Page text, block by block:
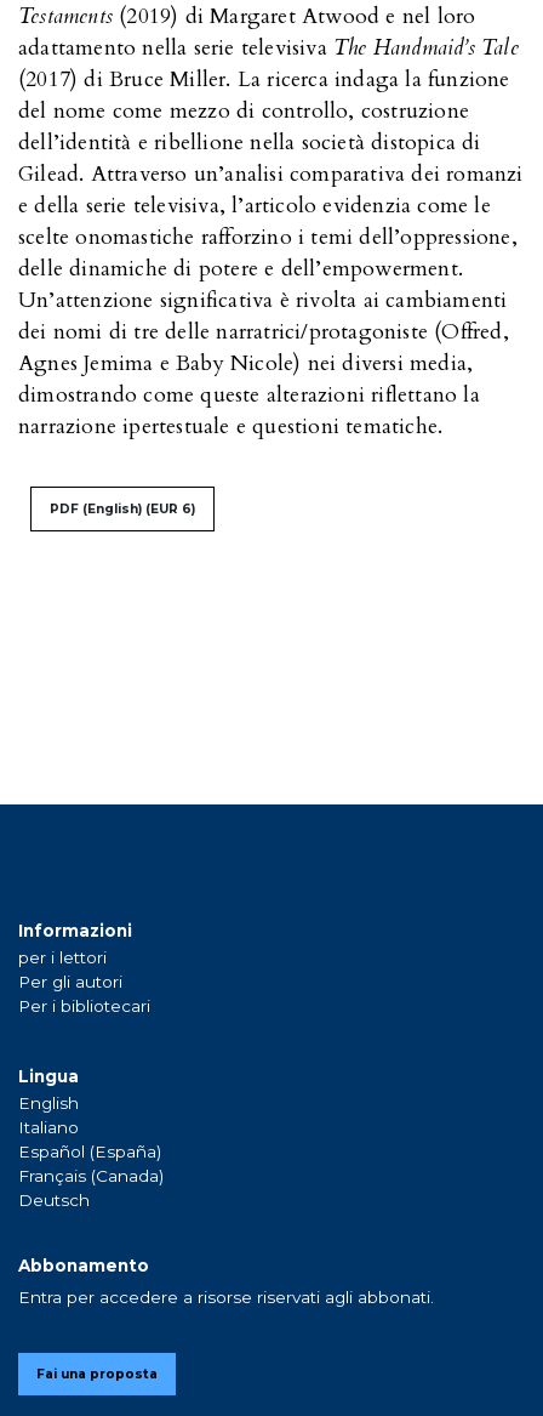
Testaments (2019) di Margaret Atwood e nel loro
adattamento nella serie televisiva The Handmaid’s Tale
(2017) di Bruce Miller. La ricerca indaga la funzione
del nome come mezzo di controllo, costruzione
dell’identità e ribellione nella società distopica di
Gilead. Attraverso un’analisi comparativa dei romanzi
e della serie televisiva, l’articolo evidenzia come le
scelte onomastiche rafforzino i temi dell’oppressione,
delle dinamiche di potere e dell’empowerment.
Un’attenzione significativa è rivolta ai cambiamenti
dei nomi di tre delle narratrici/protagoniste (Offred,
Agnes Jemima e Baby Nicole) nei diversi media,
dimostrando come queste alterazioni riflettano la
narrazione ipertestuale e questioni tematiche.
PDF (English) (EUR 6)
Informazioni
per i lettori
Per gli autori
Per i bibliotecari
Lingua
English
Italiano
Español (España)
Français (Canada)
Deutsch
Abbonamento
Entra per accedere a risorse riservati agli abbonati.
Fai una proposta